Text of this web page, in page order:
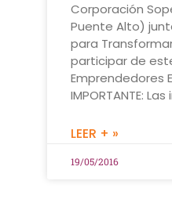
Corporación
Puente Alto)
para
participar de
Emprendedores
IMPORTANTE:
LEER + »
19/05/2016